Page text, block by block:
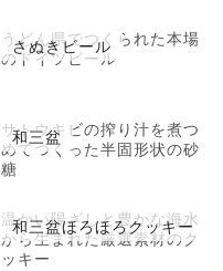
さぬきビール
うどん県でつくられた本場
のドイツビール
和三盆
サトウキビの搾り汁を煮つ
めてつくった半固形状の砂
糖
和三盆ほろほろクッキー
温かい陽ざしと豊かな海水
から生まれた厳選素材のク
ッキー